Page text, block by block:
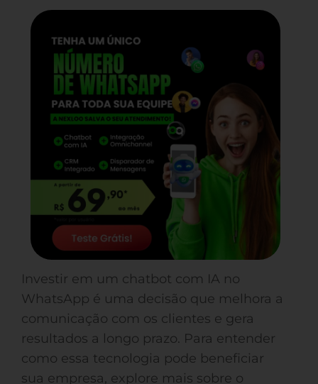
Investir em um chatbot com IA no
WhatsApp é uma decisão que melhora a
comunicação com os clientes e gera
resultados a longo prazo. Para entender
como essa tecnologia pode beneficiar
sua empresa, explore mais sobre o